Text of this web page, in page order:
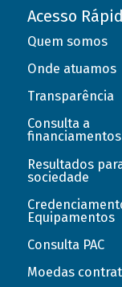
Acesso
Quem somos
Onde atuamos
Transparência
Consulta a
financiamentos
Resultados
sociedade
Equipamentos
Consulta PAC
Moedas